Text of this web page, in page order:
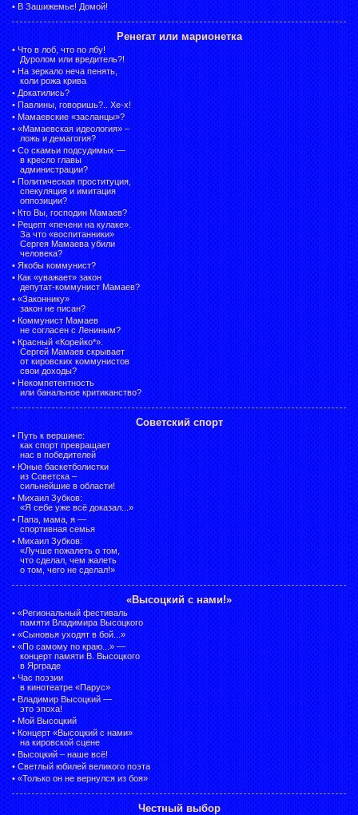
• В Зашижемье! Домой!
Ренегат или марионетка
• Что в лоб, что по лбу!
Дуролом или вредитель?!
• На зеркало неча пенять,
коли рожа крива
• Докатились?
• Павлины, говоришь?.. Хе-х!
• Мамаевские «засланцы»?
• «Мамаевская идеология» –
ложь и демагогия?
• Со скамьи подсудимых —
в кресло главы
администрации?
• Политическая проституция,
спекуляция и имитация
оппозиции?
• Кто Вы, господин Мамаев?
• Рецепт «печени на кулаке».
За что «воспитанники»
Сергея Мамаева убили
человека?
• Якобы коммунист?
• Как «уважает» закон
депутат-коммунист Мамаев?
• «Законнику»
закон не писан?
• Коммунист Мамаев
не согласен с Лениным?
• Красный «Корейко*».
Сергей Мамаев скрывает
от кировских коммунистов
свои доходы?
• Некомпетентность
или банальное критиканство?
Советский спорт
• Путь к вершине:
как спорт превращает
нас в победителей
• Юные баскетболистки
из Советска –
сильнейшие в области!
• Михаил Зубков:
«Я себе уже всё доказал...»
• Папа, мама, я —
спортивная семья
• Михаил Зубков:
«Лучше пожалеть о том,
что сделал, чем жалеть
о том, чего не сделал!»
«Высоцкий с нами!»
• «Региональный фестиваль
памяти Владимира Высоцкого
• «Сыновья уходят в бой...»
• «По самому по краю...» —
концерт памяти В. Высоцкого
в Ярграде
• Час поэзии
в кинотеатре «Парус»
• Владимир Высоцкий —
это эпоха!
• Мой Высоцкий
• Концерт «Высоцкий с нами»
на кировской сцене
• Высоцкий – наше всё!
• Светлый юбилей великого поэта
• «Только он не вернулся из боя»
Честный выбор